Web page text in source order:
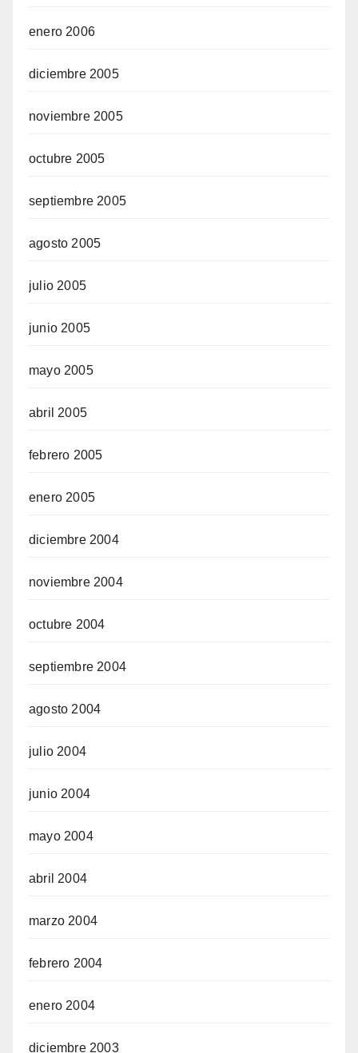
enero 2006
diciembre 2005
noviembre 2005
octubre 2005
septiembre 2005
agosto 2005
julio 2005
junio 2005
mayo 2005
abril 2005
febrero 2005
enero 2005
diciembre 2004
noviembre 2004
octubre 2004
septiembre 2004
agosto 2004
julio 2004
junio 2004
mayo 2004
abril 2004
marzo 2004
febrero 2004
enero 2004
diciembre 2003